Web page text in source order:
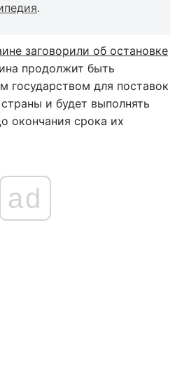
.
заговорили об остановке
продолжит быть
государством для поставок
и будет выполнять
окончания срока их
ad